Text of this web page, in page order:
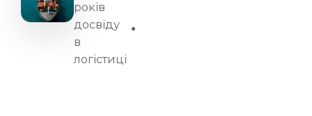
років
досвіду
в
логістиці